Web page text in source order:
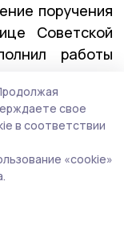
поручения
Советской
работы
срока.
Высшей
Олегом
кадровой
свое
в соответствии
«cookie»